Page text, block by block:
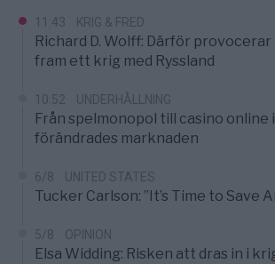
11:43 KRIG & FRED
Richard D. Wolff: Därför
fram ett krig med Ryssland
10:52 UNDERHÅLLNING
Från spelmonopol till casino online
förändrades marknaden
6/8 UNITED STATES
Tucker Carlson: ”It’s Time to Save
5/8 OPINION
Elsa Widding: Risken att dras in i